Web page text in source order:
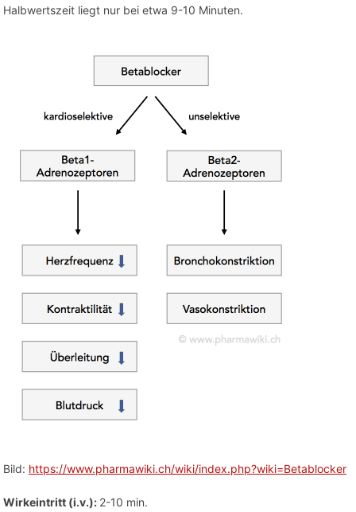
Halbwertszeit liegt nur bei etwa 9-10 Minuten.
Bild: https://www.pharmawiki.ch/wiki/index.php?wiki=Betablocker
Wirkeintritt (i.v.): 2-10 min.